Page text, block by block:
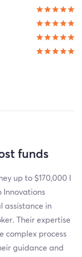
funds
up to $170,000 I
Innovations
assistance in
Their expertise
complex process
guidance and